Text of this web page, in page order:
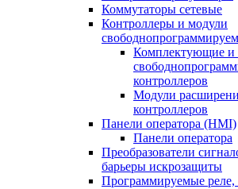
Коммутаторы сетевые
Контроллеры и модули
Комплектующие и
контроллеров
Модули
контроллеров
Панели оператора (HMI)
Панели оператора
Преобразователи
барьеры искрозащиты
Программируемые